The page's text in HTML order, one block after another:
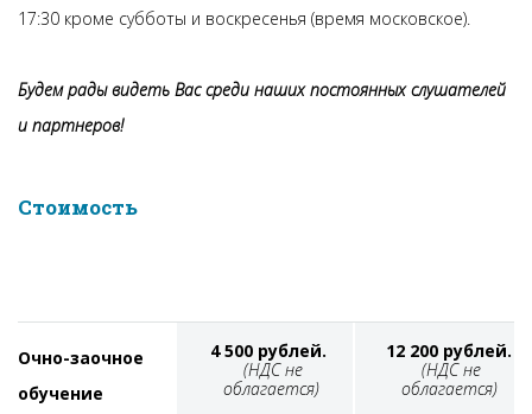
17:30 кроме субботы и воскресенья (время московское).
Будем рады видеть Вас среди наших постоянных слушателей
и партнеров!
Стоимость
Очно-заочное
обучение
4 500 рублей.
(НДС не
облагается)
12 200 рублей.
(НДС не
облагается)